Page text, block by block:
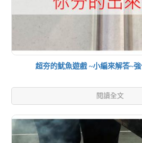
超夯的魷魚遊戲 ~小編來解答~
閱讀全文